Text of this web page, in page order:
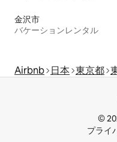
金沢市
バケーションレンタル
Airbnb 日本 東京都
©
プライ